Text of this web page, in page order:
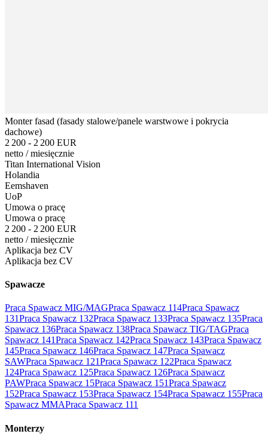
Monter fasad (fasady stalowe/panele warstwowe i pokrycia
dachowe)
2 200 - 2 200 EUR
netto /miesięcznie
Titan International Vision
Holandia
Eemshaven
UoP
Umowa o pracę
Umowa o pracę
2 200 - 2 200 EUR
netto /miesięcznie
Aplikacja bez CV
Aplikacja bez CV
Spawacze
Praca Spawacz MIG/MAGPraca Spawacz 114Praca Spawacz
131Praca Spawacz 132Praca Spawacz 133Praca Spawacz 135Praca
Spawacz 136Praca Spawacz 138Praca Spawacz TIG/TAGPraca
Spawacz 141Praca Spawacz 142Praca Spawacz 143Praca Spawacz
145Praca Spawacz 146Praca Spawacz 147Praca Spawacz
SAWPraca Spawacz 121Praca Spawacz 122Praca Spawacz
124Praca Spawacz 125Praca Spawacz 126Praca Spawacz
PAWPraca Spawacz 15Praca Spawacz 151Praca Spawacz
152Praca Spawacz 153Praca Spawacz 154Praca Spawacz 155Praca
Spawacz MMAPraca Spawacz 111
Monterzy